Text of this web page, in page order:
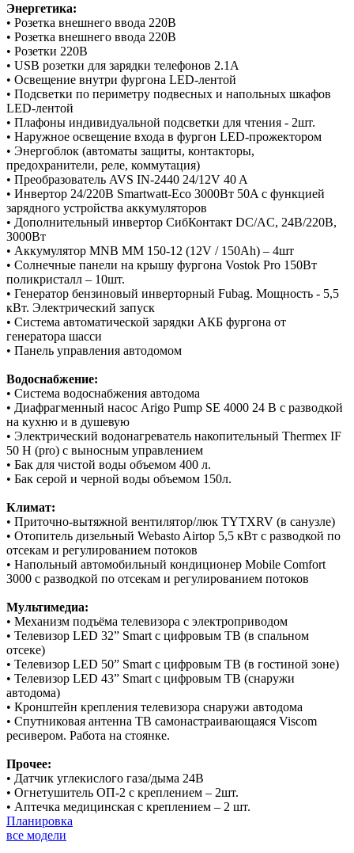
Энергетика:
• Розетка внешнего ввода 220В
• Розетка внешнего ввода 220В
• Розетки 220В
• USB розетки для зарядки телефонов 2.1А
• Освещение внутри фургона LED-лентой
• Подсветки по периметру подвесных и напольных шкафов
LED-лентой
• Плафоны индивидуальной подсветки для чтения - 2шт.
• Наружное освещение входа в фургон LED-прожектором
• Энергоблок (автоматы защиты, контакторы,
предохранители, реле, коммутация)
• Преобразователь AVS IN-2440 24/12V 40 A
• Инвертор 24/220В Smartwatt-Eco 3000Вт 50A с функцией
зарядного устройства аккумуляторов
• Дополнительный инвертор СибКонтакт DC/AC, 24В/220В,
3000Вт
• Аккумулятор MNB MM 150-12 (12V / 150Ah) – 4шт
• Солнечные панели на крышу фургона Vostok Pro 150Вт
поликристалл – 10шт.
• Генератор бензиновый инверторный Fubag. Мощность - 5,5
кВт. Электрический запуск
• Система автоматической зарядки АКБ фургона от
генератора шасси
• Панель управления автодомом
Водоснабжение:
• Система водоснабжения автодома
• Диафрагменный насос Arigo Pump SE 4000 24 В с разводкой
на кухню и в душевую
• Электрический водонагреватель накопительный Thermex IF
50 H (pro) с выносным управлением
• Бак для чистой воды объемом 400 л.
• Бак серой и черной воды объемом 150л.
Климат:
• Приточно-вытяжной вентилятор/люк TYTXRV (в санузле)
• Отопитель дизельный Webasto Airtop 5,5 кВт c разводкой по
отсекам и регулированием потоков
• Напольный автомобильный кондиционер Mobile Comfort
3000 с разводкой по отсекам и регулированием потоков
Мультимедиа:
• Механизм подъёма телевизора с электроприводом
• Телевизор LED 32” Smart с цифровым ТВ (в спальном
отсеке)
• Телевизор LED 50” Smart с цифровым ТВ (в гостиной зоне)
• Телевизор LED 43” Smart с цифровым ТВ (снаружи
автодома)
• Кронштейн крепления телевизора снаружи автодома
• Спутниковая антенна ТВ самонастраивающаяся Viscom
ресивером. Работа на стоянке.
Прочее:
• Датчик углекислого газа/дыма 24В
• Огнетушитель ОП-2 с креплением – 2шт.
• Аптечка медицинская с креплением – 2 шт.
Планировка
все модели